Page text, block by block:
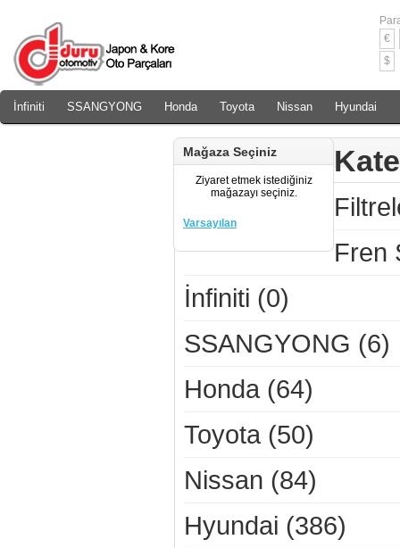
€
$
İnfiniti SSANGYONG Honda Toyota Nissan Hyundai
Mağaza Seçiniz
Ziyaret etmek istediğiniz
mağazayı seçiniz.
Varsayılan
Fren
İnfiniti (0)
SSANGYONG (6)
Honda (64)
Toyota (50)
Nissan (84)
Hyundai (386)